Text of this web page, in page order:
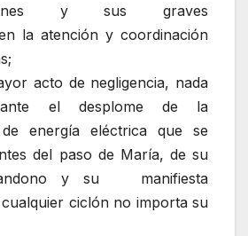
y sus graves
la atención y coordinación
acto de negligencia, nada
el desplome de la
energía eléctrica que se
del paso de María, de su
y su manifiesta
ciclón no importa su